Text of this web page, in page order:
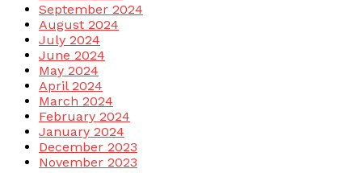
September 2024
August 2024
July 2024
June 2024
May 2024
April 2024
March 2024
February 2024
January 2024
December 2023
November 2023